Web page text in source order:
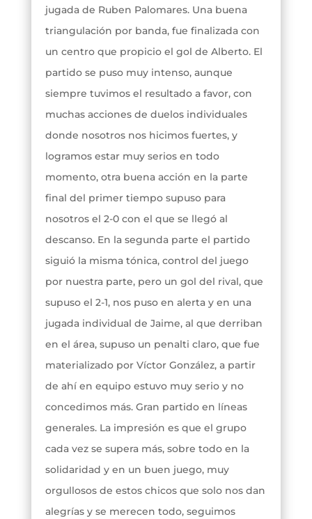
jugada de Ruben Palomares. Una buena
triangulación por banda, fue finalizada con
un centro que propicio el gol de Alberto. El
partido se puso muy intenso, aunque
siempre tuvimos el resultado a favor, con
muchas acciones de duelos individuales
donde nosotros nos hicimos fuertes, y
logramos estar muy serios en todo
momento, otra buena acción en la parte
final del primer tiempo supuso para
nosotros el 2-0 con el que se llegó al
descanso. En la segunda parte el partido
siguió la misma tónica, control del juego
por nuestra parte, pero un gol del rival, que
supuso el 2-1, nos puso en alerta y en una
jugada individual de Jaime, al que derriban
en el área, supuso un penalti claro, que fue
materializado por Víctor González, a partir
de ahí en equipo estuvo muy serio y no
concedimos más. Gran partido en líneas
generales. La impresión es que el grupo
cada vez se supera más, sobre todo en la
solidaridad y en un buen juego, muy
orgullosos de estos chicos que solo nos dan
alegrías y se merecen todo, seguimos